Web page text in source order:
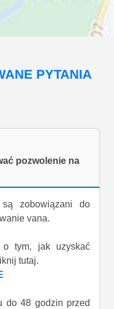
PYTANIA
pozwolenie na
zobowiązani do
vana.
tym, jak uzyskać
tutaj.
do 48 godzin przed